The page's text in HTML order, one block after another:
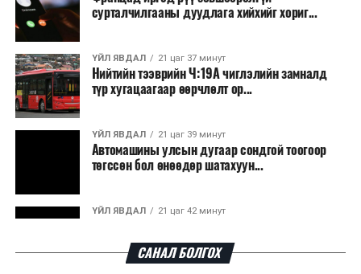
сурталчилгааны дуудлага хийхийг хориг...
ҮЙЛ ЯВДАЛ 21 цаг 37 минут
Нийтийн тээврийн Ч:19А чиглэлийн замналд
түр хугацаагаар өөрчлөлт ор...
ҮЙЛ ЯВДАЛ 21 цаг 39 минут
Автомашины улсын дугаар сондгой тоогоор
төгссөн бол өнөөдөр шатахуун...
ҮЙЛ ЯВДАЛ 21 цаг 42 минут
САНАЛ БОЛГОХ